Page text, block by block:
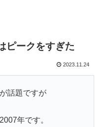
ピークをすぎた
2023.11.24
話題ですが
年です。